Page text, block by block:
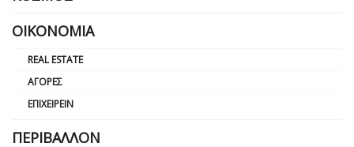
ΟΙΚΟΝΟΜΊΑ
REAL ESTATE
ΑΓΟΡΈΣ
ΕΠΙΧΕΙΡΕΊΝ
ΠΕΡΙΒΆΛΛΟΝ